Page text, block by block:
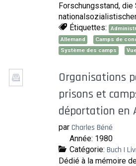
Forschungsstand,
Étiquettes:
Allemand
Camps de
Système des camps
Organisations
prisons et
déportation en
par Charles Béné
Année: 1980
Catégorie: Buch |
Dédié à la mémoire